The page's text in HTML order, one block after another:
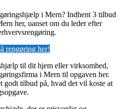
i Mern? Indhent 3 tilbud
her, uanset om du leder efter
rengøring her!
til dit hjem eller virksomhed,
i Mern til opgaven her.
godt tilbud på, hvad det vil koste at